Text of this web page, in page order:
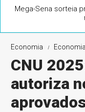
Mega-Sena sorteia
Economia Economia
CNU
autoriza